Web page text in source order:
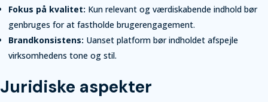
Fokus på kvalitet: Kun relevant og værdiskabende indhold bør
genbruges for at fastholde brugerengagement.
Brandkonsistens: Uanset platform bør indholdet afspejle
virksomhedens tone og stil.
Juridiske aspekter